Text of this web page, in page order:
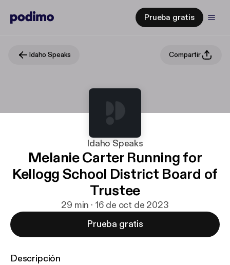
Prueba gratis
Idaho Speaks Compartir
Idaho Speaks
Melanie Carter Running for
Kellogg School District Board of
Trustee
29 min · 16 de oct de 2023
Prueba gratis
Descripción